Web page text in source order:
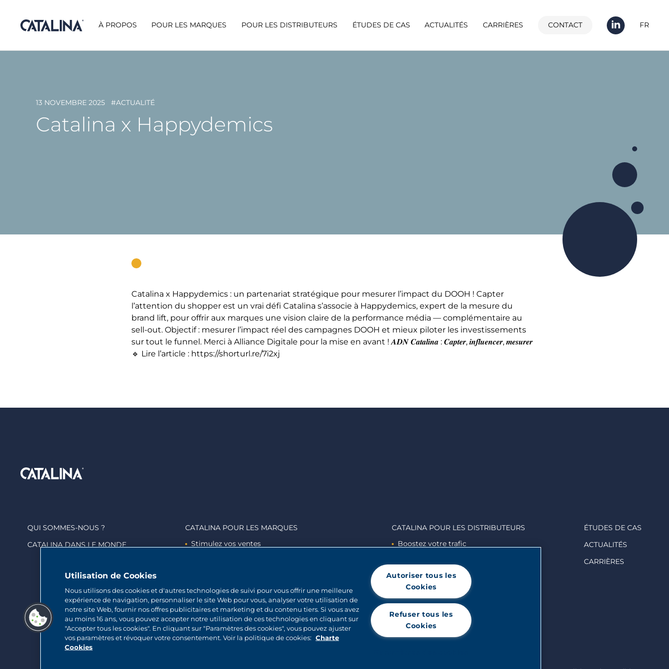
À PROPOS POUR LES MARQUES POUR LES DISTRIBUTEURS ÉTUDES DE CAS ACTUALITÉS CARRIÈRES CONTACT FR
13 NOVEMBRE 2025 #ACTUALITÉ
Catalina x Happydemics
Catalina x Happydemics : un partenariat stratégique pour mesurer l’impact du DOOH ! Capter
l’attention du shopper est un vrai défi Catalina s’associe à Happydemics, expert de la mesure du
brand lift, pour offrir aux marques une vision claire de la performance média — complémentaire au
sell-out. Objectif : mesurer l’impact réel des campagnes DOOH et mieux piloter les investissements
sur tout le funnel. Merci à Alliance Digitale pour la mise en avant ! 𝑨𝑫𝑵 𝑪𝒂𝒕𝒂𝒍𝒊𝒏𝒂 : 𝑪𝒂𝒑𝒕𝒆𝒓, 𝒊𝒏𝒇𝒍𝒖𝒆𝒏𝒄𝒆𝒓, 𝒎𝒆𝒔𝒖𝒓𝒆𝒓
🔹 Lire l’article : https://shorturl.re/7i2xj
QUI SOMMES-NOUS ?
CATALINA DANS LE MONDE
CATALINA POUR LES MARQUES
Stimulez vos ventes
CATALINA POUR LES DISTRIBUTEURS
Boostez votre trafic
Créez de l'engagement
ÉTUDES DE CAS
ACTUALITÉS
CARRIÈRES
Utilisation de Cookies
Nous utilisons des cookies et d'autres technologies de suivi pour vous offrir une meilleure
expérience de navigation, personnaliser le site Web pour vous, analyser votre utilisation de
notre site Web, fournir nos offres publicitaires et marketing et du contenu tiers. Si vous avez
au moins 16 ans, vous pouvez accepter notre utilisation de ces technologies en cliquant sur
"Accepter tous les cookies". En cliquant sur "Paramètres des cookies", vous pouvez ajuster
vos paramètres et révoquer votre consentement. Voir la politique de cookies: Charte
Cookies
Autoriser tous les
Cookies
Refuser tous les
Cookies